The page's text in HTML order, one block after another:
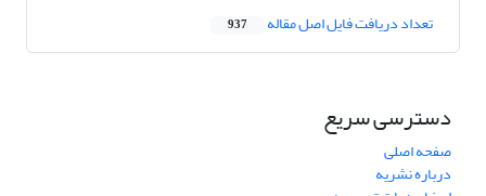
تعداد دریافت فایل اصل مقاله 937
دسترسی سریع
صفحه اصلی
درباره نشریه